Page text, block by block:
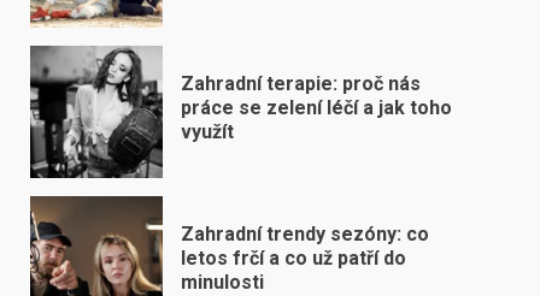
Zahradní terapie: proč nás
práce se zelení léčí a jak toho
využít
Zahradní trendy sezóny: co
letos frčí a co už patří do
minulosti